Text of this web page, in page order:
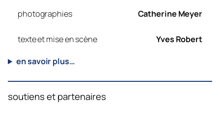
photographies Catherine Meyer
texte et mise en scène Yves Robert
en savoir plus…
soutiens et partenaires